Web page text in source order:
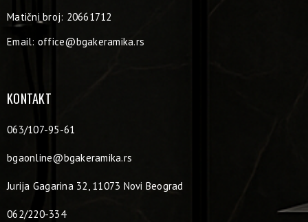
Matični broj: 20661712
Email: office@bgakeramika.rs
KONTAKT
063/107-95-61
bgaonline@bgakeramika.rs
Jurija Gagarina 32, 11073 Novi Beograd
062/220-334